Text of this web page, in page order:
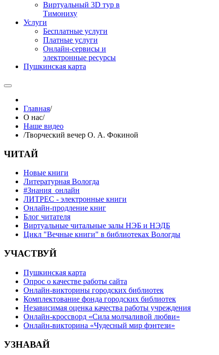
Виртуальный 3D тур в
Тимониху
Услуги
Бесплатные услуги
Платные услуги
Онлайн-сервисы и
электронные ресурсы
Пушкинская карта
Главная/
О нас/
Наше видео
/Творческий вечер О. А. Фокиной
ЧИТАЙ
Новые книги
Литературная Вологда
#Знания_онлайн
ЛИТРЕС - электронные книги
Онлайн-продление книг
Блог читателя
Виртуальные читальные залы НЭБ и НЭДБ
Цикл "Вечные книги" в библиотеках Вологды
УЧАСТВУЙ
Пушкинская карта
Опрос о качестве работы сайта
Онлайн-викторины городских библиотек
Комплектование фонда городских библиотек
Независимая оценка качества работы учреждения
Онлайн-кроссворд «Сила молчаливой любви»
Онлайн-викторина «Чудесный мир фэнтези»
УЗНАВАЙ